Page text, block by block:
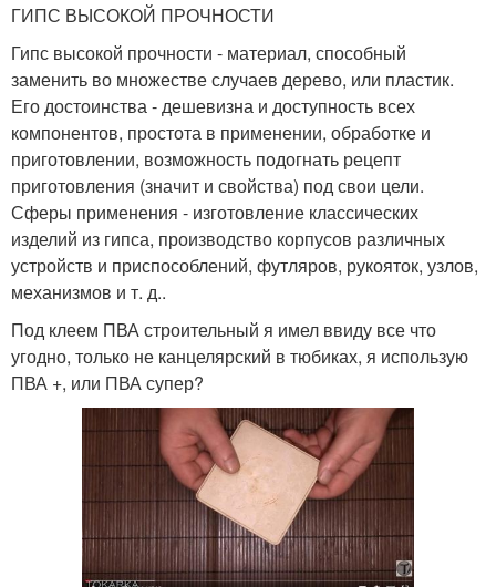
ГИПС ВЫСОКОЙ ПРОЧНОСТИ
Гипс высокой прочности - материал, способный
заменить во множестве случаев дерево, или пластик.
Его достоинства - дешевизна и доступность всех
компонентов, простота в применении, обработке и
приготовлении, возможность подогнать рецепт
приготовления (значит и свойства) под свои цели.
Сферы применения - изготовление классических
изделий из гипса, производство корпусов различных
устройств и приспособлений, футляров, рукояток, узлов,
механизмов и т. д..
Под клеем ПВА строительный я имел ввиду все что
угодно, только не канцелярский в тюбиках, я использую
ПВА +, или ПВА супер?